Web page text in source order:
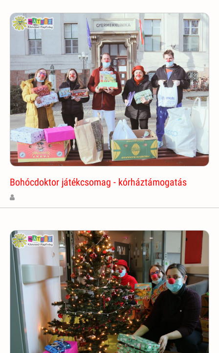
Bohócdoktor játékcsomag - kórháztámogatás